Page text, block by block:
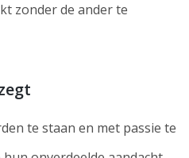
zonder de ander te
te staan en met passie te